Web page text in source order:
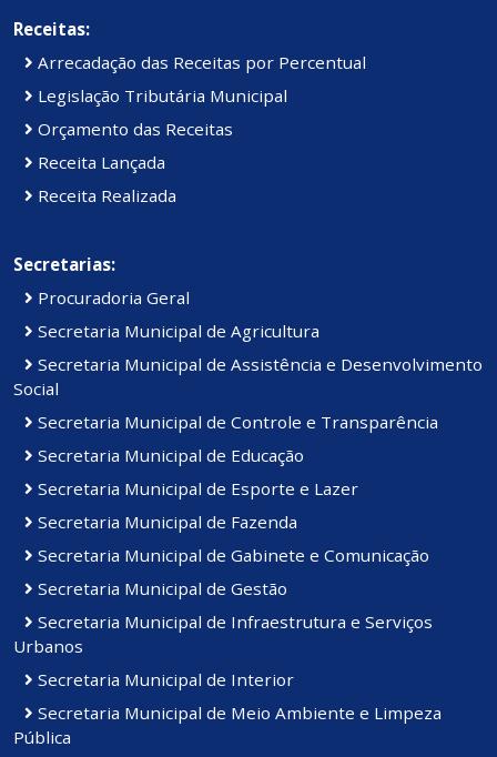
Receitas:
Arrecadação das Receitas por Percentual
Legislação Tributária Municipal
Orçamento das Receitas
Receita Lançada
Receita Realizada
Secretarias:
Procuradoria Geral
Secretaria Municipal de Agricultura
Secretaria Municipal de Assistência e Desenvolvimento
Social
Secretaria Municipal de Controle e Transparência
Secretaria Municipal de Educação
Secretaria Municipal de Esporte e Lazer
Secretaria Municipal de Fazenda
Secretaria Municipal de Gabinete e Comunicação
Secretaria Municipal de Gestão
Secretaria Municipal de Infraestrutura e Serviços
Urbanos
Secretaria Municipal de Interior
Secretaria Municipal de Meio Ambiente e Limpeza
Pública